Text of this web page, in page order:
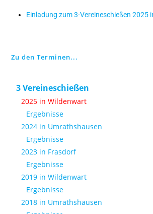
Einladung zum 3-Vereineschießen 2025
Zu den Terminen...
3 Vereineschießen
2025 in Wildenwart
Ergebnisse
2024 in Umrathshausen
Ergebnisse
2023 in Frasdorf
Ergebnisse
2019 in Wildenwart
Ergebnisse
2018 in Umrathshausen